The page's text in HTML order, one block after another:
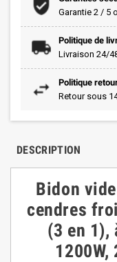
Garantie 2 / 5
Politique de
Livraison 24/
Politique
Retour sous
DESCRIPTION
Bidon
cendres
(3 en 1),
1200W,